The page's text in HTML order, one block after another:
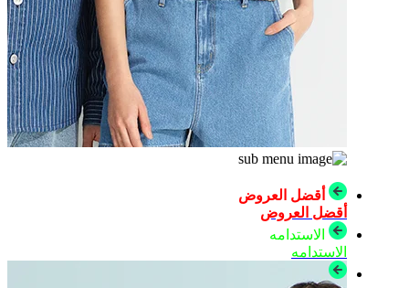
أقضل العروض
أقضل العروض
الاستدامه
الاستدامه